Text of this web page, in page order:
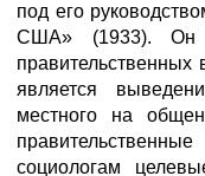
под его
США» (1933). Он
правительственных
является
местного на
социологам